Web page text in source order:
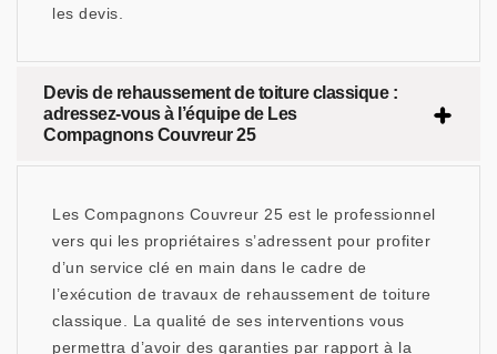
les devis.
Devis de rehaussement de toiture classique :
adressez-vous à l’équipe de Les
Compagnons Couvreur 25
Les Compagnons Couvreur 25 est le professionnel
vers qui les propriétaires s’adressent pour profiter
d’un service clé en main dans le cadre de
l’exécution de travaux de rehaussement de toiture
classique. La qualité de ses interventions vous
permettra d’avoir des garanties par rapport à la